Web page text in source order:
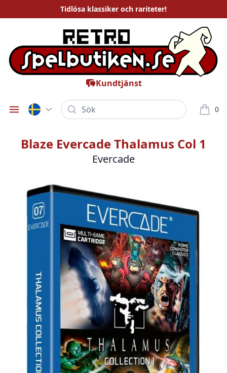
Tidlösa klassiker och rariteter!
Kundtjänst
Öppna meny
Sök 0
varor i
Blaze Evercade Thalamus Col 1
Evercade
Bilder